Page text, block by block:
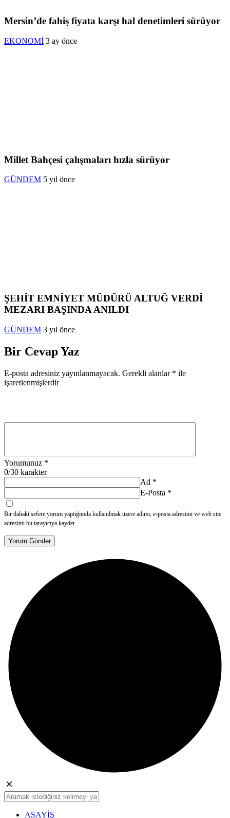
Mersin’de fahiş fiyata karşı hal denetimleri sürüyor
EKONOMİ 3 ay önce
Millet Bahçesi çalışmaları hızla sürüyor
GÜNDEM 5 yıl önce
ŞEHİT EMNİYET MÜDÜRÜ ALTUĞ VERDİ
MEZARI BAŞINDA ANILDI
GÜNDEM 3 yıl önce
Bir Cevap Yaz
E-posta adresiniz yayınlanmayacak. Gerekli alanlar * ile
işaretlenmişlerdir
Yorumunuz *
0/30 karakter
Ad *
E-Posta *
Bir dahaki sefere yorum yaptığımda kullanılmak üzere adımı, e-posta adresimi ve web site
adresimi bu tarayıcıya kaydet.
Yorum Gönder
ASAYİŞ